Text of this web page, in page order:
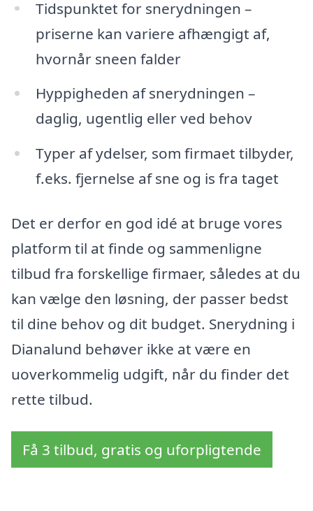
Tidspunktet for snerydningen –
priserne kan variere afhængigt af,
hvornår sneen falder
Hyppigheden af snerydningen –
daglig, ugentlig eller ved behov
Typer af ydelser, som firmaet tilbyder,
f.eks. fjernelse af sne og is fra taget
Det er derfor en god idé at bruge vores
platform til at finde og sammenligne
tilbud fra forskellige firmaer, således at du
kan vælge den løsning, der passer bedst
til dine behov og dit budget. Snerydning i
Dianalund behøver ikke at være en
uoverkommelig udgift, når du finder det
rette tilbud.
Få 3 tilbud, gratis og uforpligtende